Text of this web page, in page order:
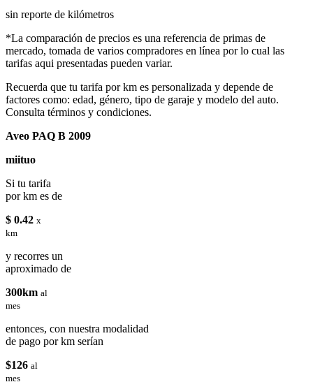
sin reporte de kilómetros
*La comparación de precios es una referencia de primas de
mercado, tomada de varios compradores en línea por lo cual las
tarifas aqui presentadas pueden variar.
Recuerda que tu tarifa por km es personalizada y depende de
factores como: edad, género, tipo de garaje y modelo del auto.
Consulta términos y condiciones.
Aveo PAQ B 2009
miituo
Si tu tarifa
por km es de
$ 0.42 x
km
y recorres un
aproximado de
300km al
mes
entonces, con nuestra modalidad
de pago por km serían
$126 al
mes